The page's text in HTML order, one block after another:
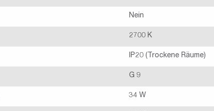
Nein
2700 K
IP20 (Trockene Räume)
G 9
34 W